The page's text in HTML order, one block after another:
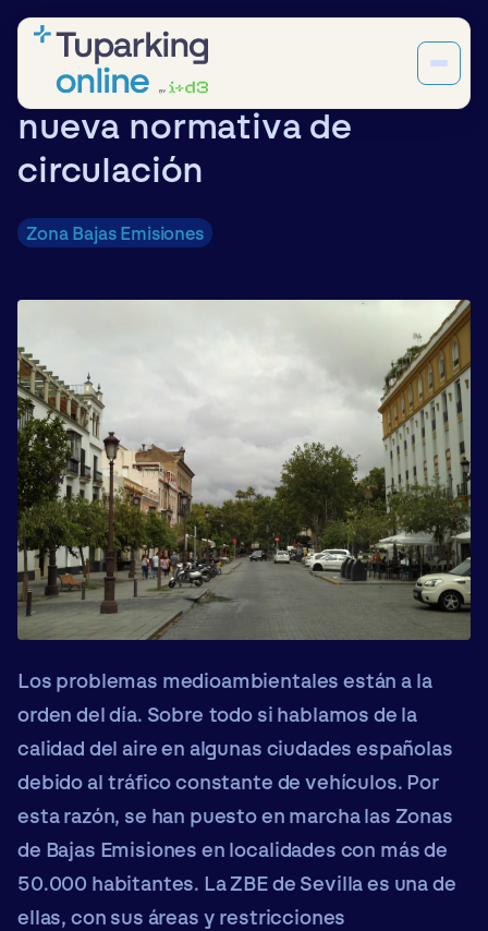
ZBE Sevilla: claves de la
nueva normativa de
circulación
Zona Bajas Emisiones
Los problemas medioambientales están a la
orden del día. Sobre todo si hablamos de la
calidad del aire en algunas ciudades españolas
debido al tráfico constante de vehículos. Por
esta razón, se han puesto en marcha las Zonas
de Bajas Emisiones en localidades con más de
50.000 habitantes. La ZBE de Sevillaes una de
ellas, con sus áreas y restricciones